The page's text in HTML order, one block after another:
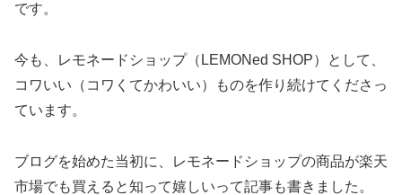
です。
今も、レモネードショップ（LEMONed SHOP）として、
コワいい（コワくてかわいい）ものを作り続けてくださっ
ています。
ブログを始めた当初に、レモネードショップの商品が楽天
市場でも買えると知って嬉しいって記事も書きました。